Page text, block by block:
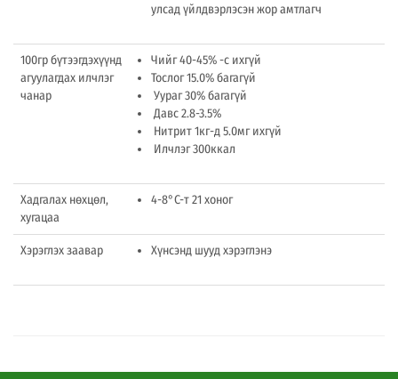
улсад үйлдвэрлэсэн жор амтлагч
100гр бүтээгдэхүүнд
агуулагдах илчлэг
чанар
Чийг 40-45% -с ихгүй
Тослог 15.0% багагүй
Уураг 30% багагүй
Давс 2.8-3.5%
Нитрит 1кг-д 5.0мг ихгүй
Илчлэг 300ккал
Хадгалах нөхцөл,
хугацаа
4-8°C-т 21 хоног
Хэрэглэх заавар Хүнсэнд шууд хэрэглэнэ